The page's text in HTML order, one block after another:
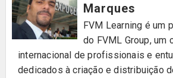
Marques
FVM Learning é um
do FVML Group, um
internacional de profissionais e
dedicados à criação e distribuição